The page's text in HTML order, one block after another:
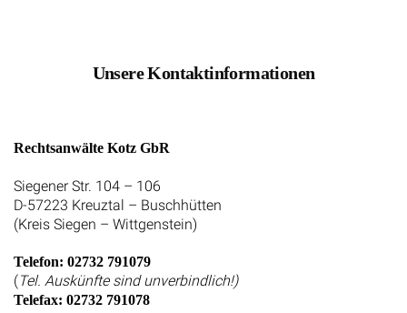
Unsere Kontaktinformationen
Rechtsanwälte Kotz GbR
Siegener Str. 104 – 106
D-57223 Kreuztal – Buschhütten
(Kreis Siegen – Wittgenstein)
Telefon: 02732 791079
(Tel. Auskünfte sind unverbindlich!)
Telefax: 02732 791078